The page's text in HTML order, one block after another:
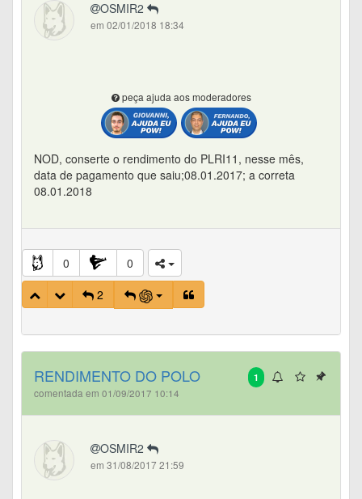
OSMIR2
em 02/01/2018 18:34
peça ajuda aos moderadores
NOD, conserte o rendimento do PLRI11, nesse mês,
data de pagamento que saiu;08.01.2017; a correta
08.01.2018
0
0
2
1
RENDIMENTO DO POLO
comentada em 01/09/2017 10:14
OSMIR2
em 31/08/2017 21:59